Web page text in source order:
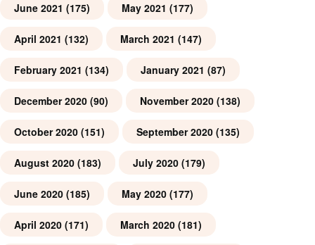
June 2021 (175) May 2021 (177)
April 2021 (132) March 2021 (147)
February 2021 (134) January 2021 (87)
December 2020 (90) November 2020 (138)
October 2020 (151) September 2020 (135)
August 2020 (183) July 2020 (179)
June 2020 (185) May 2020 (177)
April 2020 (171) March 2020 (181)